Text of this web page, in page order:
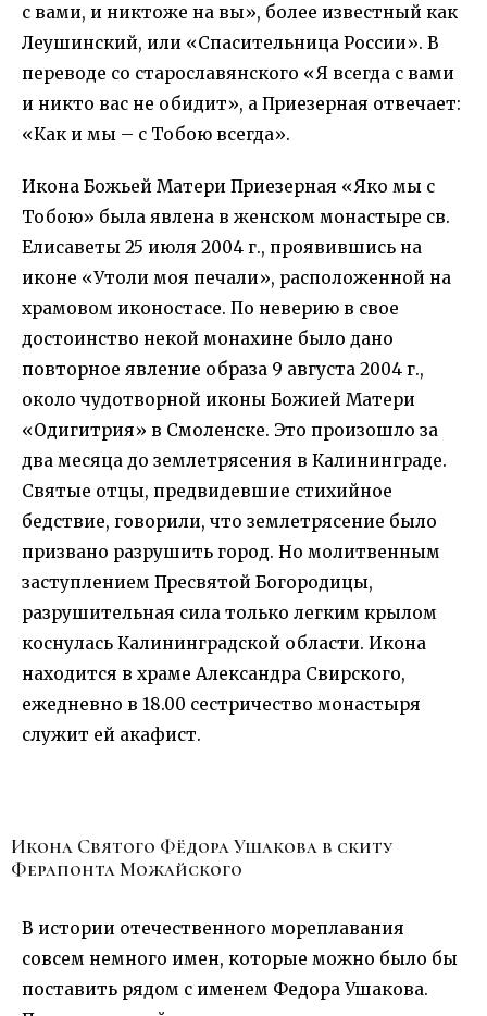
с вами, и никтоже на вы», более известный как
Леушинский, или «Спасительница России». В
переводе со старославянского «Я всегда с вами
и никто вас не обидит», а Приезерная отвечает:
«Как и мы – с Тобою всегда».
Икона Божьей Матери Приезерная «Яко мы с
Тобою» была явлена в женском монастыре св.
Елисаветы 25 июля 2004 г., проявившись на
иконе «Утоли моя печали», расположенной на
храмовом иконостасе. По неверию в свое
достоинство некой монахине было дано
повторное явление образа 9 августа 2004 г.,
около чудотворной иконы Божией Матери
«Одигитрия» в Смоленске. Это произошло за
два месяца до землетрясения в Калининграде.
Святые отцы, предвидевшие стихийное
бедствие, говорили, что землетрясение было
призвано разрушить город. Но молитвенным
заступлением Пресвятой Богородицы,
разрушительная сила только легким крылом
коснулась Калининградской области. Икона
находится в храме Александра Свирского,
ежедневно в 18.00 сестричество монастыря
служит ей акафист.
Икона Святого Фёдора Ушакова в скиту
Ферапонта Можайского
В истории отечественного мореплавания
совсем немного имен, которые можно было бы
поставить рядом с именем Федора Ушакова.